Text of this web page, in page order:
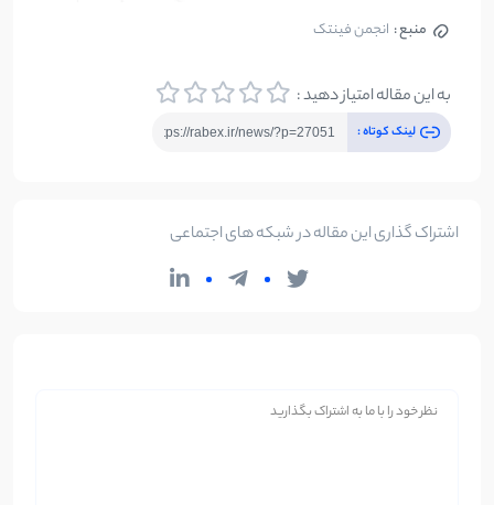
منبع : انجمن فینتک
به این مقاله امتیاز دهید :
لینک کوتاه :
اشتراک گذاری این مقاله در شبکه های اجتماعی